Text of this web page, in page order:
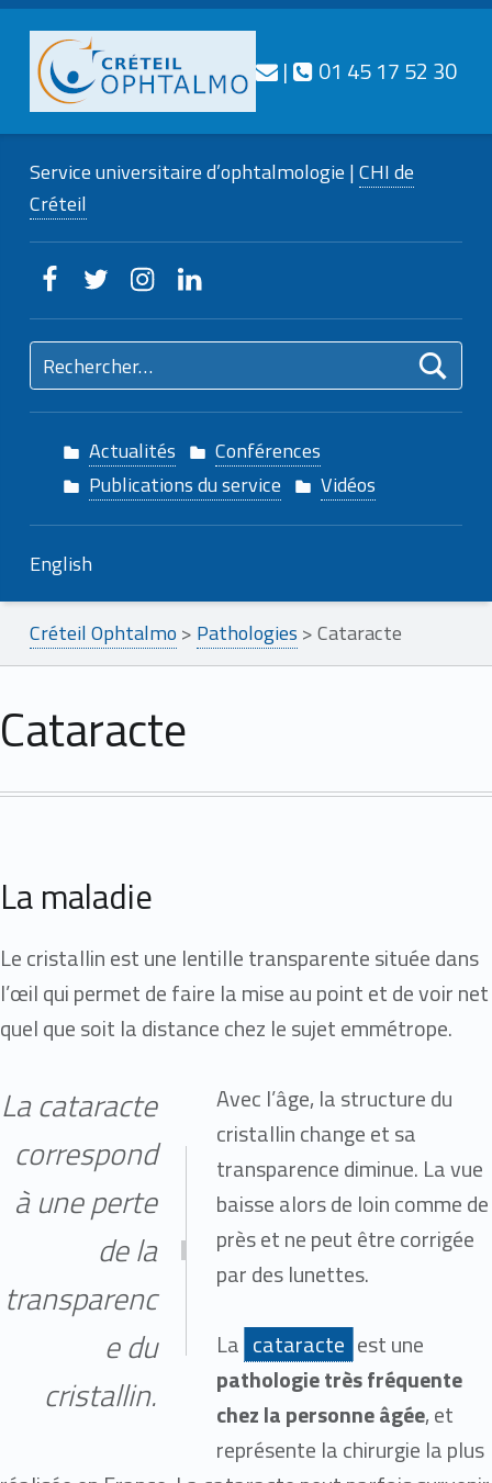
CRÉTEIL
OPHTALMO
Service universitaire d'ophtalmologie
Nous contacter
| 01 45 17 52 30
Service universitaire d’ophtalmologie |CHI de
Créteil
Creteilophtalmo sur Facebook
Creteilophtalmo sur TwitterCreteilophtalmo sur Instagram
Creteilophtalmo sur Linkedin
Rechercher :
Actualités
Conférences
Publications du service
Vidéos
English
Créteil Ophtalmo > Pathologies >Cataracte
Cataracte
La maladie
Le cristallin est une lentille transparente située dans
l’œil qui permet de faire la mise au point et de voir net
quel que soit la distance chez le sujet emmétrope.
La cataracte
correspond
à une perte
de la
transparenc
e du
cristallin.
Avec l’âge, la structure du
cristallin change et sa
transparence diminue. La vue
baisse alors de loin comme de
près et ne peut être corrigée
par des lunettes.
La cataracte est une
pathologie très fréquente
chez la personne âgée, et
représente la chirurgie la plus